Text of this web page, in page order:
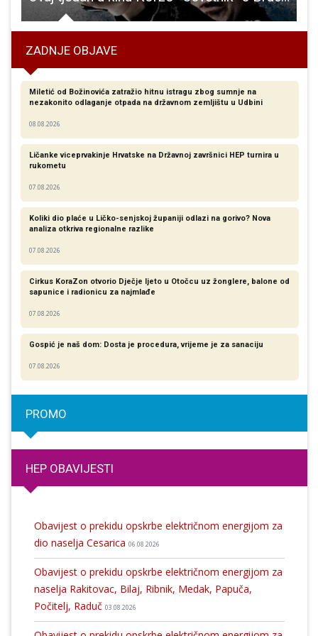
ZADNJE OBJAVE
Miletić od Božinovića zatražio hitnu istragu zbog sumnje na
nezakonito odlaganje otpada na državnom zemljištu u Udbini
08.08.2026
Ličanke viceprvakinje Hrvatske na Državnoj završnici HEP turnira u
rukometu
07.08.2026
Koliki dio plaće u Ličko-senjskoj županiji odlazi na gorivo? Nova
analiza otkriva regionalne razlike​
07.08.2026
Cirkus KoraZon otvorio Dječje ljeto u Otočcu uz žonglere, balone od
sapunice i radionicu za najmlađe
07.08.2026
Gospić je naš dom: Dosta je procedura, vrijeme je za sanaciju
07.08.2026
PROMO
HEP OBAVIJESTI
Obavijest o prekidu opskrbe električnom energijom za
dio naselja Cesarica 06.08.2026
Obavijest o prekidu opskrbe električnom energijom za
naselja Rakitovac, Bilaj, Ribnik, Medak, Papuča,
Počitelj, Raduč 03.08.2026